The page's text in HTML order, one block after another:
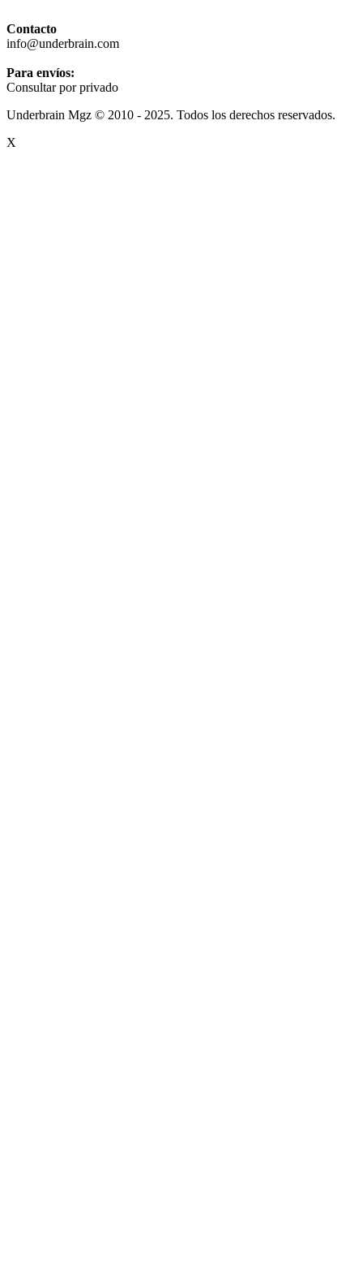
Contacto
info@underbrain.com
Para envíos:
Consultar por privado
Underbrain Mgz © 2010 - 2025. Todos los derechos reservados.
X